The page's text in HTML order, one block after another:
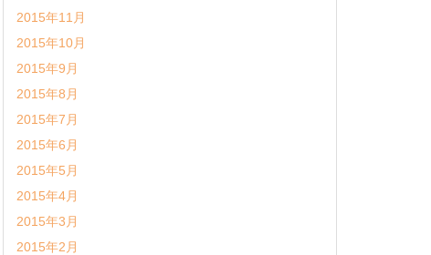
2015年11月
2015年10月
2015年9月
2015年8月
2015年7月
2015年6月
2015年5月
2015年4月
2015年3月
2015年2月